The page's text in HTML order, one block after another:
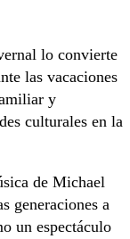
lo convierte
las vacaciones
y
culturales en la
de Michael
generaciones a
un espectáculo